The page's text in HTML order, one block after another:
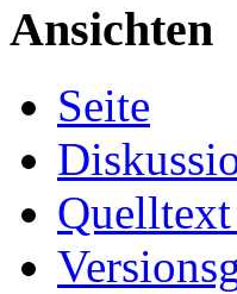
Ansichten
Seite